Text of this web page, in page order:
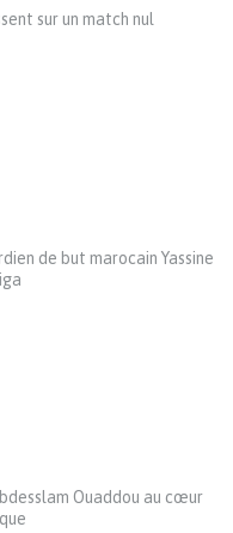
sur un match nul
de but marocain Yassine
Ouaddou au cœur